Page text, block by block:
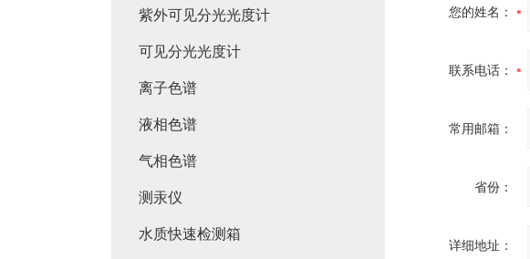
您的姓名：
联系电话：
常用邮箱：
省份：
详细地址：
紫外可见分光光度计
可见分光光度计
离子色谱
液相色谱
气相色谱
测汞仪
水质快速检测箱